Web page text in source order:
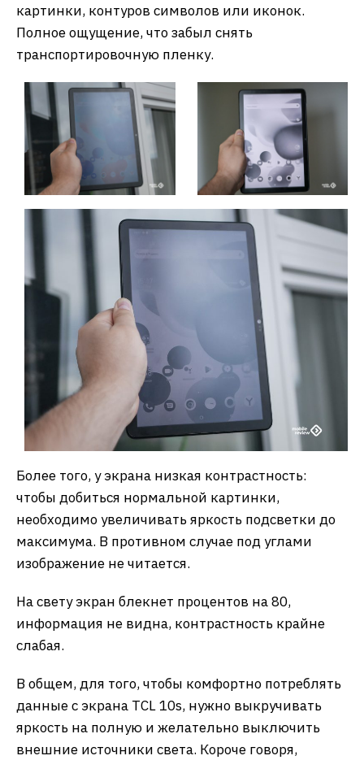
картинки, контуров символов или иконок.
Полное ощущение, что забыл снять
транспортировочную пленку.
Более того, у экрана низкая контрастность:
чтобы добиться нормальной картинки,
необходимо увеличивать яркость подсветки до
максимума. В противном случае под углами
изображение не читается.
На свету экран блекнет процентов на 80,
информация не видна, контрастность крайне
слабая.
В общем, для того, чтобы комфортно потреблять
данные с экрана TCL 10s, нужно выкручивать
яркость на полную и желательно выключить
внешние источники света. Короче говоря,